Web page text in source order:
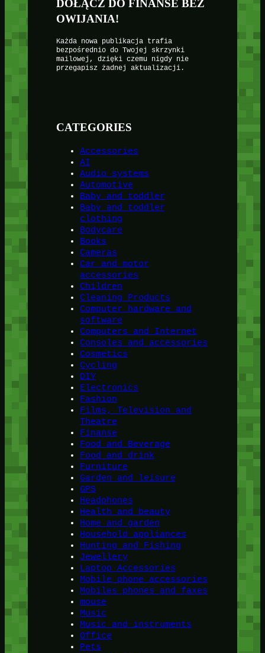
DOŁĄCZ DO FINANSE BEZ
OWIJANIA!
Każda nowa publikacja trafia
bezpośrednio do Twojej skrzynki
mailowej, dzięki czemu nigdy nie
przegapisz żadnej aktualizacji.
CATEGORIES
Accessories
AI
Audio systems
Automotive
Baby and toddler
Baby and toddler
clothing
Bodycare
Books
Cameras
Car and motor
accessories
Children
Cleaning Products
Computer hardware and
software
Computers and Internet
Consoles and accessories
Cosmetics
Cycling
DIY
Electronics
Fashion
Films, Television and
Theatre
Finanse
Food and Beverage
Food and drink
Furniture
Garden and leisure
GPS
Headphones
Health and beauty
Home and garden
Household appliances
Hunting and Fishing
Jewellery
Laptop Accessories
Mobile phone accessories
Mobiles phones and faxes
mouse
Music
Music and instruments
Office
Pets